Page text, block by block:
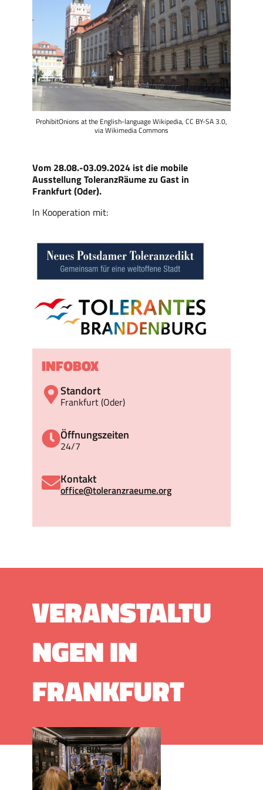
Vom 28.08.-03.09.2024 ist die mobile
Ausstellung ToleranzRäume zu Gast in
Frankfurt (Oder).
In Kooperation mit:
INFOBOX
Standort
Frankfurt (Oder)
Öffnungszeiten
24/7
Kontakt
office@toleranzraeume.org
ProhibitOnions at the English-language Wikipedia, CC BY-SA 3.0,
via Wikimedia Commons
VERANSTALTU
NGEN IN
FRANKFURT